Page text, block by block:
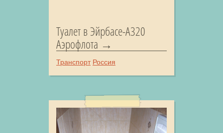
Туалет в Эйрбасе-А320
Аэрофлота
Транспорт Россия